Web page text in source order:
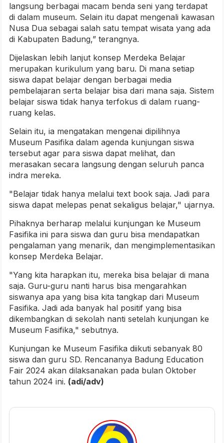
langsung berbagai macam benda seni yang terdapat
di dalam museum. Selain itu dapat mengenali kawasan
Nusa Dua sebagai salah satu tempat wisata yang ada
di Kabupaten Badung,” terangnya.
Dijelaskan lebih lanjut konsep Merdeka Belajar
merupakan kurikulum yang baru. Di mana setiap
siswa dapat belajar dengan berbagai media
pembelajaran serta belajar bisa dari mana saja. Sistem
belajar siswa tidak hanya terfokus di dalam ruang-
ruang kelas.
Selain itu, ia mengatakan mengenai dipilihnya
Museum Pasifika dalam agenda kunjungan siswa
tersebut agar para siswa dapat melihat, dan
merasakan secara langsung dengan seluruh panca
indra mereka.
"Belajar tidak hanya melalui text book saja. Jadi para
siswa dapat melepas penat sekaligus belajar," ujarnya.
Pihaknya berharap melalui kunjungan ke Museum
Fasifika ini para siswa dan guru bisa mendapatkan
pengalaman yang menarik, dan mengimplementasikan
konsep Merdeka Belajar.
"Yang kita harapkan itu, mereka bisa belajar di mana
saja. Guru-guru nanti harus bisa mengarahkan
siswanya apa yang bisa kita tangkap dari Museum
Fasifika. Jadi ada banyak hal positif yang bisa
dikembangkan di sekolah nanti setelah kunjungan ke
Museum Fasifika," sebutnya.
Kunjungan ke Museum Fasifika diikuti sebanyak 80
siswa dan guru SD. Rencananya Badung Education
Fair 2024 akan dilaksanakan pada bulan Oktober
tahun 2024 ini. (adi/adv)